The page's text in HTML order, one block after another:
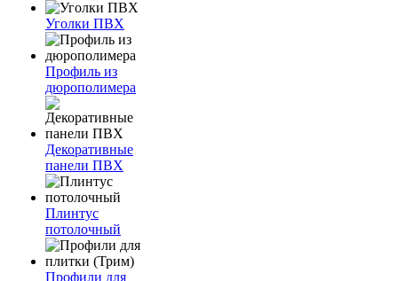
Уголки ПВХ
Профиль из
дюрополимера
Декоративные
панели ПВХ
Плинтус
потолочный
Профили для